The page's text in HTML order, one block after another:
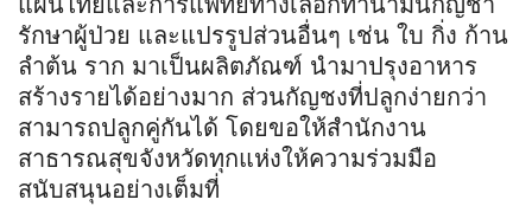
รักษาผู้ป่วย และแปรรูปส่วนอื่นๆ เช่น ใบ กิ่ง ก้าน
ลำต้น ราก มาเป็นผลิตภัณฑ์ นำมาปรุงอาหาร
สร้างรายได้อย่างมาก ส่วนกัญชงที่ปลูกง่ายกว่า
สามารถปลูกคู่กันได้ โดยขอให้สำนักงาน
สาธารณสุขจังหวัดทุกแห่งให้ความร่วมมือ
สนับสนุนอย่างเต็มที่